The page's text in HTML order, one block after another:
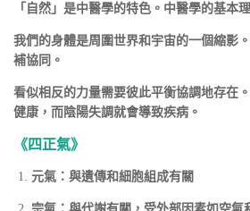
「自然」是中醫學的特色。中醫學的基本
我們的身體是周圍世界和宇宙的一個縮影
補協同。
看似相反的力量需要彼此平衡協調地存在
健康，而陰陽失調就會導致疾病。
《四正氣》
元氣：與遺傳和細胞組成有關